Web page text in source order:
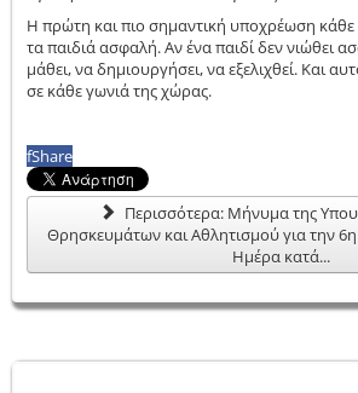
Η πρώτη και πιο σημαντική υποχρέωση κάθε
τα παιδιά ασφαλή. Αν ένα παιδί δεν νιώθει
μάθει, να δημιουργήσει, να εξελιχθεί. Και
σε κάθε γωνιά της χώρας.
fShare
Περισσότερα: Μήνυμα της
Θρησκευμάτων και Αθλητισμού για την
Ημέρα κατά...